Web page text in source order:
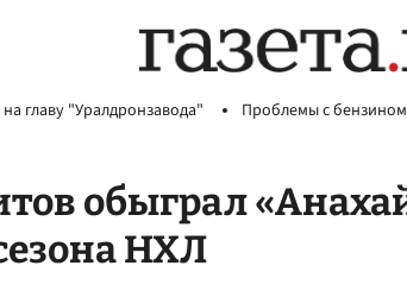
главу "Уралдронзавода" Проблемы с
обыграл
НХЛ